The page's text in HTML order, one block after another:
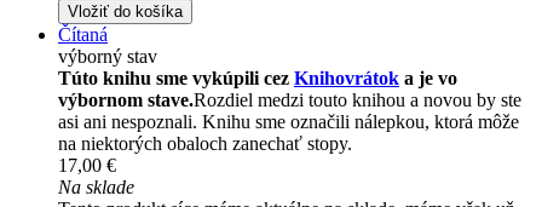
Vložiť do košíka
Čítaná
výborný stav
Túto knihu sme vykúpili cez Knihovrátok a je vo
výbornom stave.Rozdiel medzi touto knihou a novou by ste
asi ani nespoznali. Knihu sme označili nálepkou, ktorá môže
na niektorých obaloch zanechať stopy.
17,00 €
Na sklade